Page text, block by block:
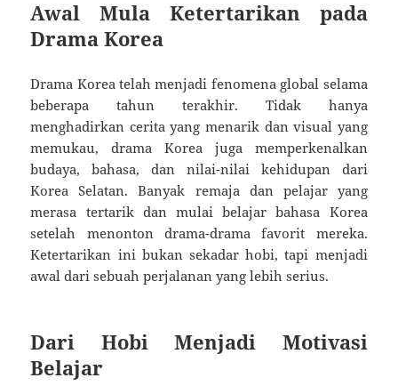
Awal Mula Ketertarikan pada
Drama Korea
Drama Korea telah menjadi fenomena global selama
beberapa tahun terakhir. Tidak hanya
menghadirkan cerita yang menarik dan visual yang
memukau, drama Korea juga memperkenalkan
budaya, bahasa, dan nilai-nilai kehidupan dari
Korea Selatan. Banyak remaja dan pelajar yang
merasa tertarik dan mulai belajar bahasa Korea
setelah menonton drama-drama favorit mereka.
Ketertarikan ini bukan sekadar hobi, tapi menjadi
awal dari sebuah perjalanan yang lebih serius.
Dari Hobi Menjadi Motivasi
Belajar